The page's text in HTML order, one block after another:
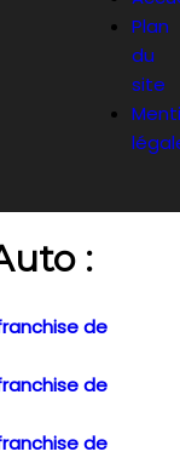
Plan
du
site
:
de
de
de